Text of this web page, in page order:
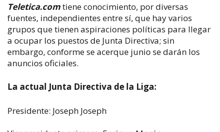
Teletica.comtiene conocimiento, por diversas
fuentes, independientes entre sí, que hay varios
grupos que tienen aspiraciones políticas para llegar
a ocupar los puestos de Junta Directiva; sin
embargo, conforme se acerque junio se darán los
anuncios oficiales.
La actual Junta Directiva de la Liga:
Presidente: Joseph Joseph